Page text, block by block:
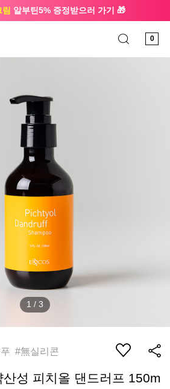
알부틴5% 증정받으러 가기 🎁
0
1 / 3
#無실리콘
성 피치올 댄드러프 150m